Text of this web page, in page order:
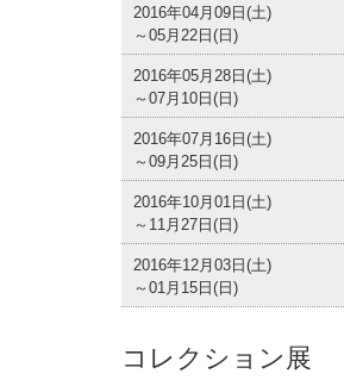
2016年04月09日(土)
～05月22日(日)
2016年05月28日(土)
～07月10日(日)
2016年07月16日(土)
～09月25日(日)
2016年10月01日(土)
～11月27日(日)
2016年12月03日(土)
～01月15日(日)
コレクション展